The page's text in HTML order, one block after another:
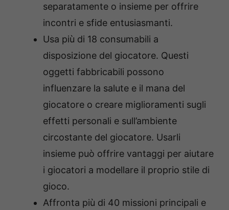
separatamente o insieme per offrire
incontri e sfide entusiasmanti.
Usa più di 18 consumabili a
disposizione del giocatore. Questi
oggetti fabbricabili possono
influenzare la salute e il mana del
giocatore o creare miglioramenti sugli
effetti personali e sull’ambiente
circostante del giocatore. Usarli
insieme può offrire vantaggi per aiutare
i giocatori a modellare il proprio stile di
gioco.
Affronta più di 40 missioni principali e